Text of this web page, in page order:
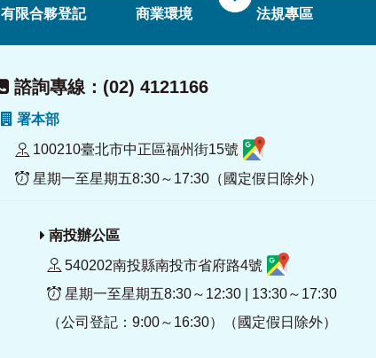
有限合夥登記 商業環境 法規專區
諮詢專線：(02) 4121166
署本部
100210臺北市中正區福州街15號
星期一至星期五8:30～17:30（國定假日除外）
南投辦公區
540202南投縣南投市省府路4號
星期一至星期五8:30～12:30 | 13:30～17:30
（公司登記：9:00～16:30）（國定假日除外）